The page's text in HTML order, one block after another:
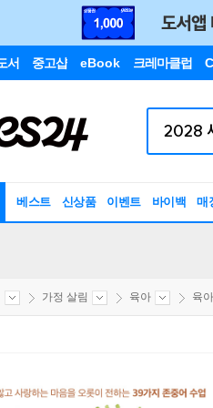
서 중고샵 eBook 크레마클럽
베스트 신상품 이벤트 바이백 매
가정 살림 육아 육